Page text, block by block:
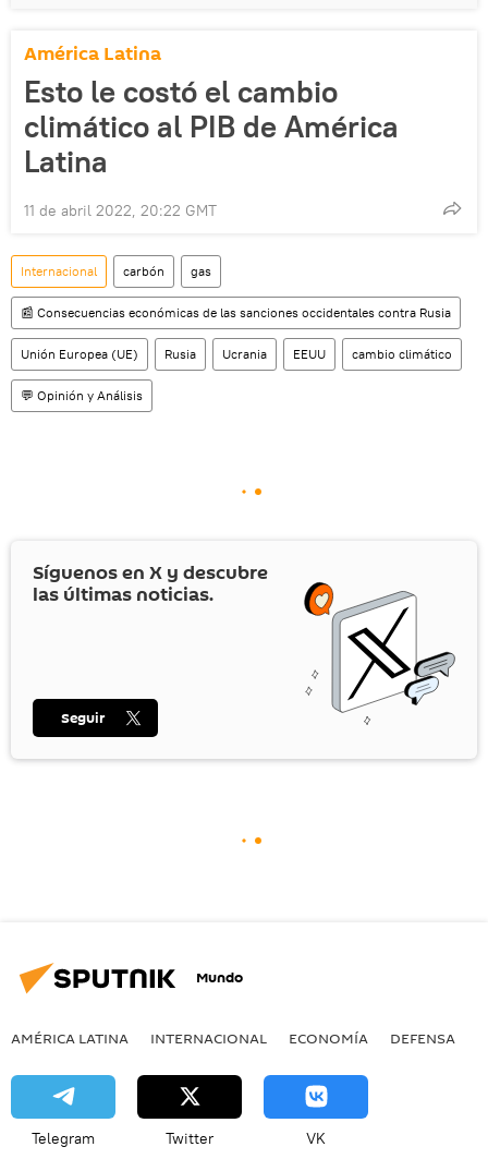
América Latina
Esto le costó el cambio
climático al PIB de América
Latina
11 de abril 2022, 20:22 GMT
Internacional carbón gas
📰 Consecuencias económicas de las sanciones occidentales contra Rusia
Unión Europea (UE) Rusia Ucrania EEUU cambio climático
💬 Opinión y Análisis
Síguenos en X y descubre
las últimas noticias.
Seguir
Mundo
AMÉRICA LATINA INTERNACIONAL ECONOMÍA DEFENSA
Telegram Twitter VK